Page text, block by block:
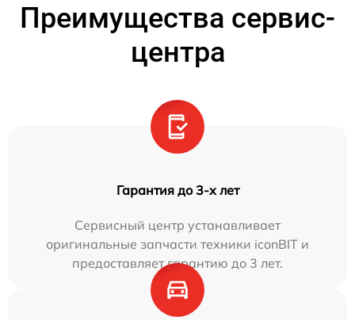
Преимущества сервис-
центра
Гарантия до 3-х лет
Сервисный центр устанавливает
оригинальные запчасти техники iconBIT и
предоставляет гарантию до 3 лет.